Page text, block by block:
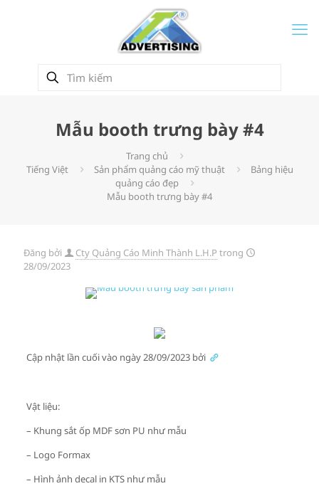
Mẫu booth trưng bày #4
Trang chủ
Tiếng Việt
Sản phẩm quảng cáo mỹ thuật
Bảng hiệu
quảng cáo đẹp
Mẫu booth trưng bày #4
Đăng bởi Cty Quảng Cáo Minh Thành L.H.P trong
28/09/2023
Cập nhật lần cuối vào ngày 28/09/2023 bởi
Vật liệu:
– Khung sắt ốp MDF sơn PU như mẫu
– Logo Formax
– Hình ảnh decal in KTS như mẫu